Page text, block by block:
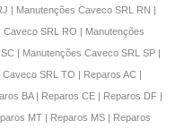
| Manutenções Caveco SRL RN |
SRL RO | Manutenções
| Manutenções Caveco SRL SP |
SRL TO | Reparos AC |
BA | Reparos CE | Reparos DF |
MT | Reparos MS | Reparos